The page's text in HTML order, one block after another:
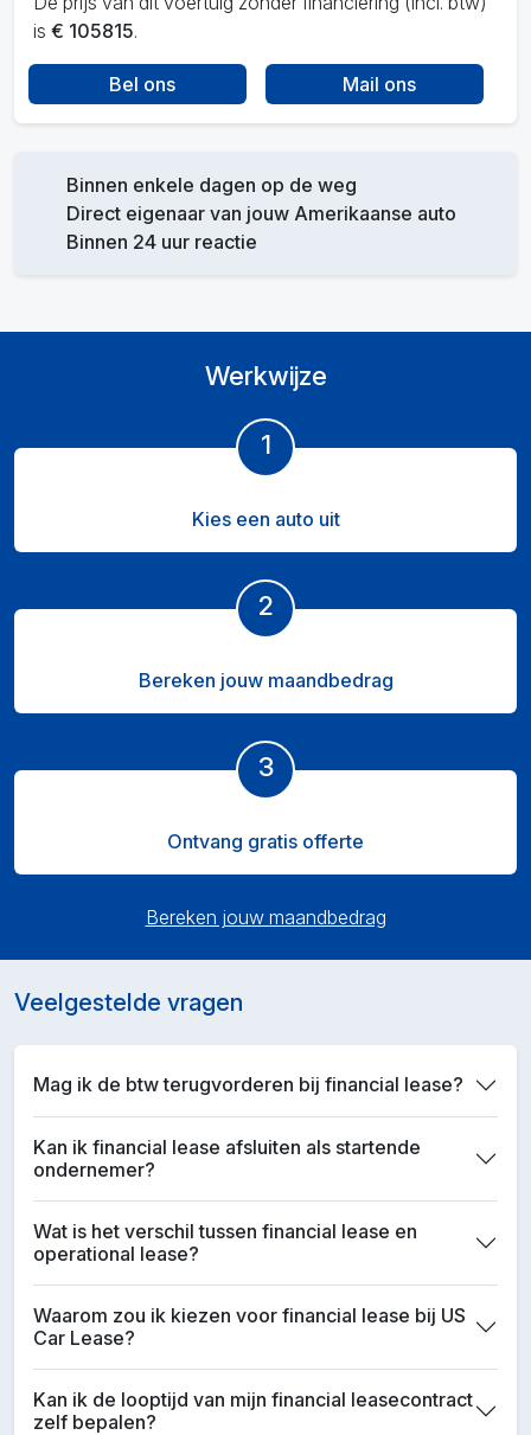
is € 105815.
Bel ons Mail ons
Binnen enkele dagen op de weg
Direct eigenaar van jouw Amerikaanse auto
Binnen 24 uur reactie
Werkwijze
1
Kies een auto uit
2
Bereken jouw maandbedrag
3
Ontvang gratis offerte
Bereken jouw maandbedrag
Veelgestelde vragen
Mag ik de btw terugvorderen bij financial lease?
Kan ik financial lease afsluiten als startende
ondernemer?
Wat is het verschil tussen financial lease en
operational lease?
Waarom zou ik kiezen voor financial lease bij US
Car Lease?
Kan ik de looptijd van mijn financial leasecontract
zelf bepalen?